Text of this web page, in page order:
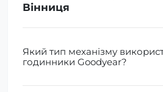
Вінниця
Який тип механізму
годинники Goodyear?